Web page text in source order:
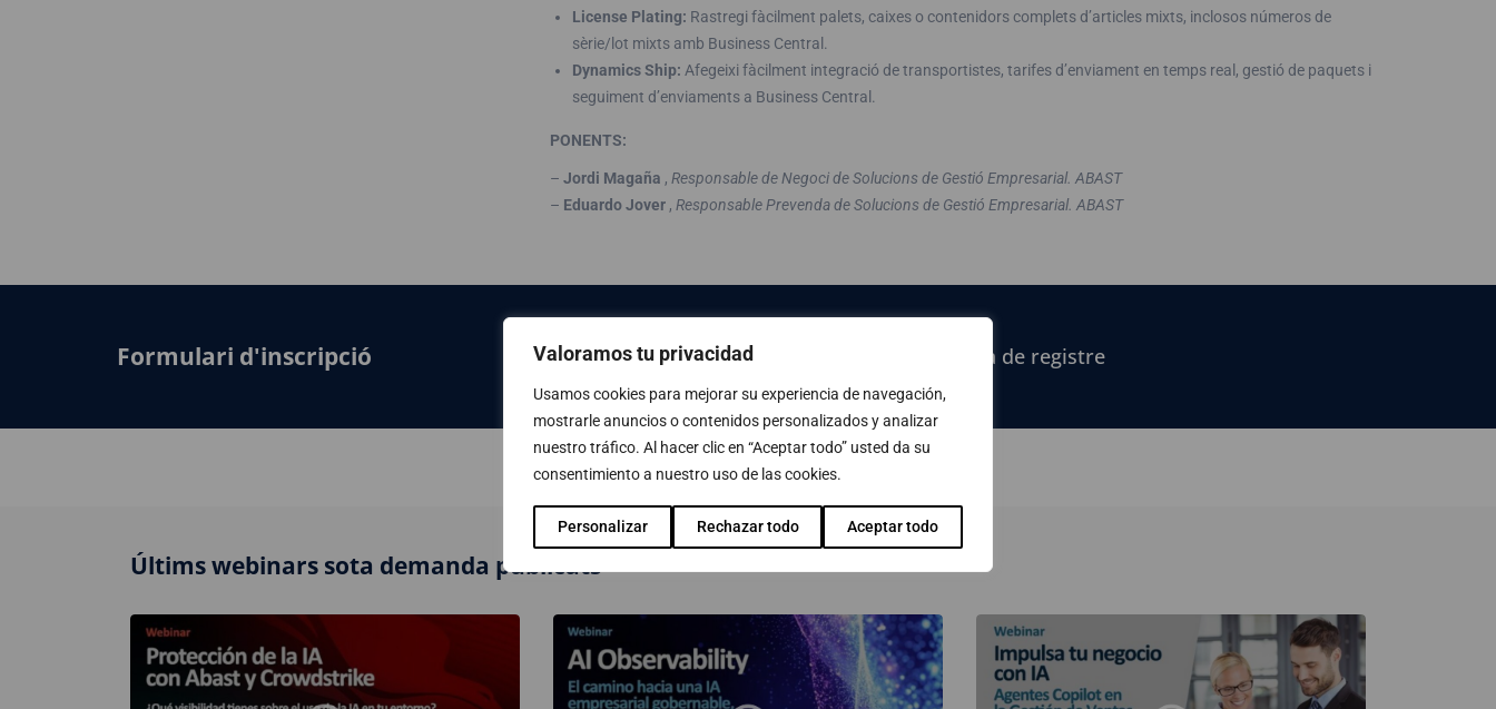
Valoramos tu privacidad
Usamos cookies para mejorar su experiencia de navegación,
mostrarle anuncios o contenidos personalizados y analizar
nuestro tráfico. Al hacer clic en “Aceptar todo” usted da su
consentimiento a nuestro uso de las cookies.
Personalizar Rechazar todo Aceptar todo
License Plating: Rastregi fàcilment palets, caixes o contenidors complets d’articles mixts, inclosos números de
sèrie/lot mixts amb Business Central.
Dynamics Ship: Afegeixi fàcilment integració de transportistes, tarifes d’enviament en temps real, gestió de paquets i
seguiment d’enviaments a Business Central.
PONENTS:
– Jordi Magaña , Responsable de Negoci de Solucions de Gestió Empresarial. ABAST
– Eduardo Jover, Responsable Prevenda de Solucions de Gestió Empresarial. ABAST
Formulari d'inscripció Fes clic AQUÍ per accedir a la pàgina de registre
Últims webinars sota demanda publicats